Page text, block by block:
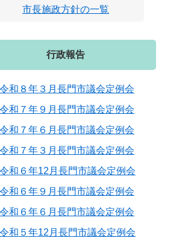
市長施政方針の一覧
行政報告
令和８年３月長門市議会定例会
令和７年９月長門市議会定例会
令和７年６月長門市議会定例会
令和７年３月長門市議会定例会
令和６年12月長門市議会定例会
令和６年９月長門市議会定例会
令和６年６月長門市議会定例会
令和５年12月長門市議会定例会